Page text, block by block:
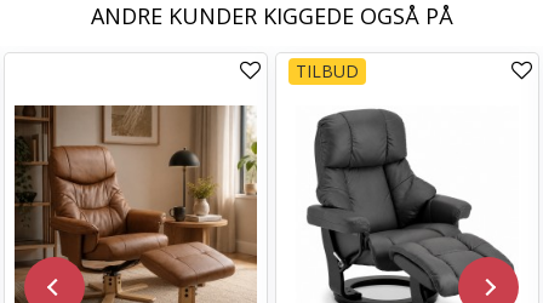
ANDRE KUNDER KIGGEDE OGSÅ PÅ
TILBUD